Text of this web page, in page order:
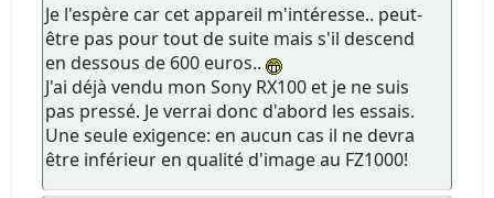
Je l'espère car cet appareil m'intéresse.. peut-
être pas pour tout de suite mais s'il descend
en dessous de 600 euros..
J'ai déjà vendu mon Sony RX100 et je ne suis
pas pressé. Je verrai donc d'abord les essais.
Une seule exigence: en aucun cas il ne devra
être inférieur en qualité d'image au FZ1000!